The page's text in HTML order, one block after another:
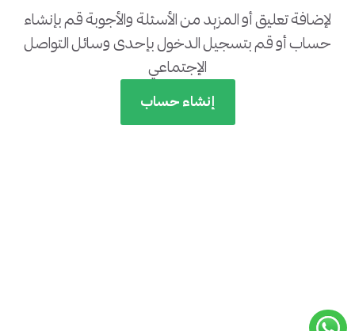
لإضافة تعليق أو المزيد من الأسئلة والأجوبة قم بإنشاء
حساب أو قم بتسجيل الدخول بإحدى وسائل التواصل
الإجتماعي
إنشاء حساب